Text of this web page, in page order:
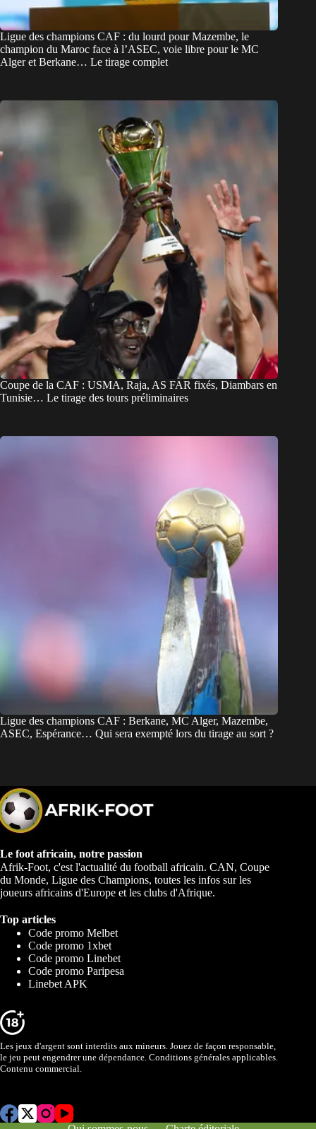
Ligue des champions CAF : du lourd pour Mazembe, le
champion du Maroc face à l’ASEC, voie libre pour le MC
Alger et Berkane… Le tirage complet
Coupe de la CAF : USMA, Raja, AS FAR fixés, Diambars en
Tunisie… Le tirage des tours préliminaires
Ligue des champions CAF : Berkane, MC Alger, Mazembe,
ASEC, Espérance… Qui sera exempté lors du tirage au sort ?
Le foot africain, notre passion
Afrik-Foot, c'est l'actualité du football africain. CAN, Coupe
du Monde, Ligue des Champions, toutes les infos sur les
joueurs africains d'Europe et les clubs d'Afrique.
Top articles
Code promo Melbet
Code promo 1xbet
Code promo Linebet
Code promo Paripesa
Linebet APK
Les jeux d'argent sont interdits aux mineurs. Jouez de façon responsable,
le jeu peut engendrer une dépendance. Conditions générales applicables.
Contenu commercial.